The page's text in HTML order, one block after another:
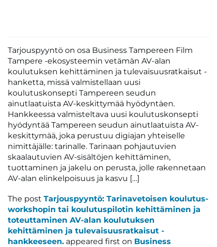
Tarjouspyyntö on osa Business Tampereen Film
Tampere -ekosysteemin vetämän AV-alan
koulutuksen kehittäminen ja tulevaisuusratkaisut -
hanketta, missä valmistellaan uusi
koulutuskonsepti Tampereen seudun
ainutlaatuista AV-keskittymää hyödyntäen.
Hankkeessa valmisteltava uusi koulutuskonsepti
hyödyntää Tampereen seudun ainutlaatuista AV-
keskittymää, joka perustuu digiajan yhteiselle
nimittäjälle: tarinalle. Tarinaan pohjautuvien
skaalautuvien AV-sisältöjen kehittäminen,
tuottaminen ja jakelu on perusta, jolle rakennetaan
AV-alan elinkelpoisuus ja kasvu […]
The post Tarjouspyyntö: Tarinavetoisen koulutus-
workshopin tai koulutuspilotin kehittäminen ja
toteuttaminen AV-alan koulutuksen
kehittäminen ja tulevaisuusratkaisut -
hankkeeseen. appeared first on Business